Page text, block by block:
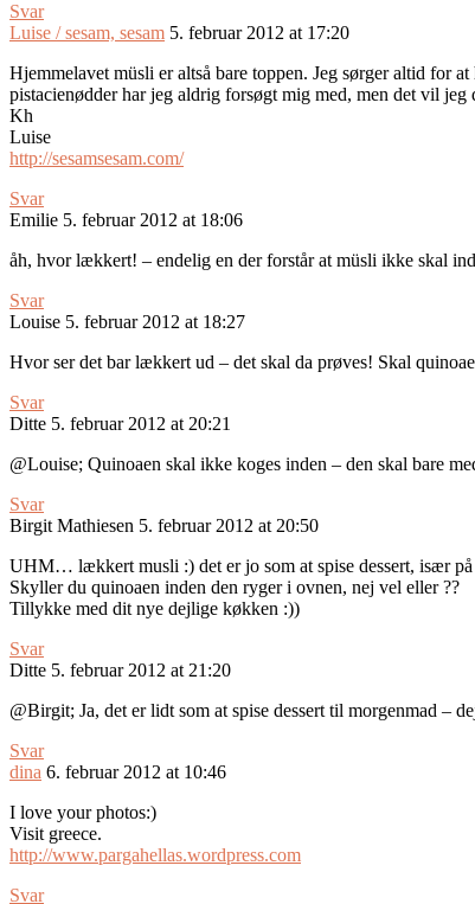
Svar
Luise / sesam, sesam 5. februar 2012 at 17:20
Hjemmelavet müsli er altså bare toppen. Jeg sørger altid for
pistacienødder har jeg aldrig forsøgt mig med, men det vil
Kh
Luise
http://sesamsesam.com/
Svar
Emilie 5. februar 2012 at 18:06
åh, hvor lækkert! – endelig en der forstår at müsli ikke skal
Svar
Louise 5. februar 2012 at 18:27
Hvor ser det bar lækkert ud – det skal da prøves! Skal
Svar
Ditte 5. februar 2012 at 20:21
@Louise; Quinoaen skal ikke koges inden – den skal bare
Svar
Birgit Mathiesen 5. februar 2012 at 20:50
UHM… lækkert musli :) det er jo som at spise dessert, især på
Skyller du quinoaen inden den ryger i ovnen, nej vel eller ??
Tillykke med dit nye dejlige køkken :))
Svar
Ditte 5. februar 2012 at 21:20
@Birgit; Ja, det er lidt som at spise dessert til morgenmad –
Svar
dina 6. februar 2012 at 10:46
I love your photos:)
Visit greece.
http://www.pargahellas.wordpress.com
Svar